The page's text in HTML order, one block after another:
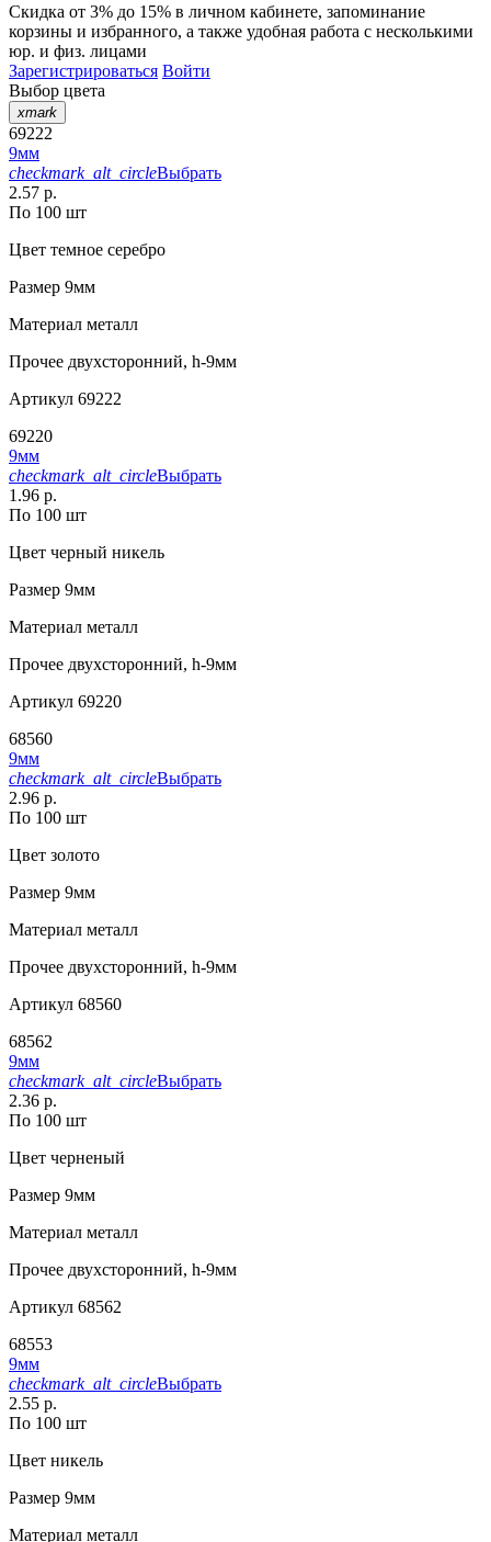
Скидка от 3% до 15% в личном кабинете, запоминание
корзины и избранного, а также удобная работа с несколькими
юр. и физ. лицами
Зарегистрироваться Войти
Выбор цвета
xmark
69222
9мм
checkmark_alt_circleВыбрать
2.57 р.
По 100 шт
Цвет темное серебро
Размер 9мм
Материал металл
Прочее двухсторонний, h-9мм
Артикул 69222
69220
9мм
checkmark_alt_circleВыбрать
1.96 р.
По 100 шт
Цвет черный никель
Размер 9мм
Материал металл
Прочее двухсторонний, h-9мм
Артикул 69220
68560
9мм
checkmark_alt_circleВыбрать
2.96 р.
По 100 шт
Цвет золото
Размер 9мм
Материал металл
Прочее двухсторонний, h-9мм
Артикул 68560
68562
9мм
checkmark_alt_circleВыбрать
2.36 р.
По 100 шт
Цвет черненый
Размер 9мм
Материал металл
Прочее двухсторонний, h-9мм
Артикул 68562
68553
9мм
checkmark_alt_circleВыбрать
2.55 р.
По 100 шт
Цвет никель
Размер 9мм
Материал металл